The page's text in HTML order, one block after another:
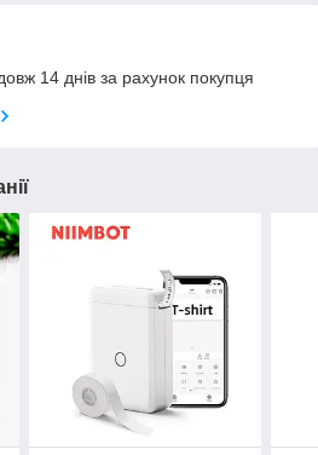
14 днів за рахунок покупця